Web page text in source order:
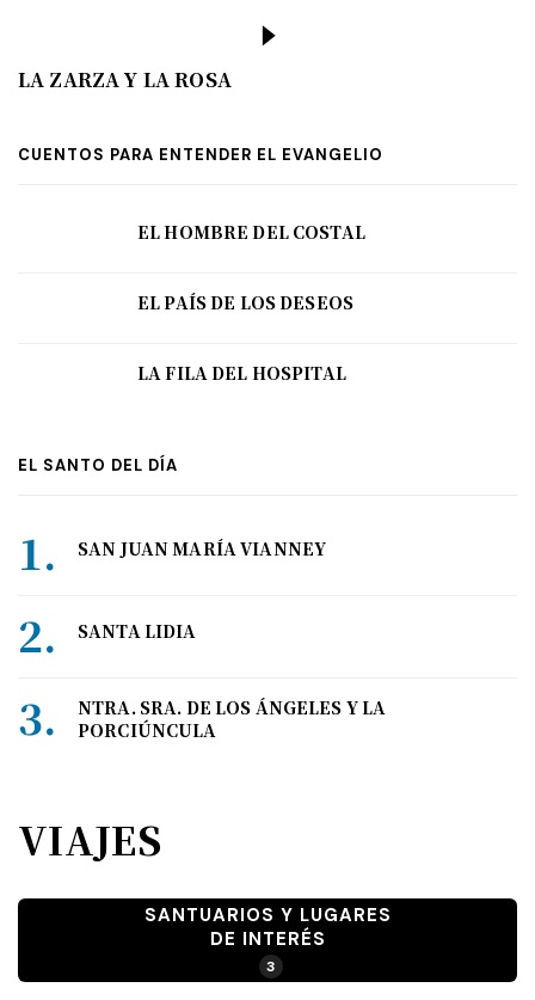
LA ZARZA Y LA ROSA
CUENTOS PARA ENTENDER EL EVANGELIO
EL HOMBRE DEL COSTAL
EL PAÍS DE LOS DESEOS
LA FILA DEL HOSPITAL
EL SANTO DEL DÍA
SAN JUAN MARÍA VIANNEY
SANTA LIDIA
NTRA. SRA. DE LOS ÁNGELES Y LA
PORCIÚNCULA
VIAJES
SANTUARIOS Y LUGARES
DE INTERÉS
3